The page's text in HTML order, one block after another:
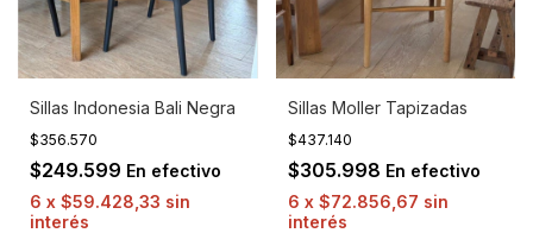
Sillas Indonesia Bali Negra
$356.570
$249.599 En efectivo
6 x $59.428,33 sin
interés
Sillas Moller Tapizadas
$437.140
$305.998 En efectivo
6 x $72.856,67 sin
interés